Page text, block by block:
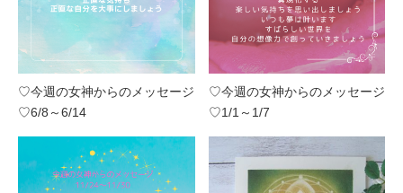
♡今週の女神からのメッセージ
♡6/8～6/14
♡今週の女神からのメッセージ
♡1/1～1/7